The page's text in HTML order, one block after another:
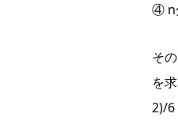
④ n
そ
を
2)/6